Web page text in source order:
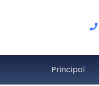
Principal